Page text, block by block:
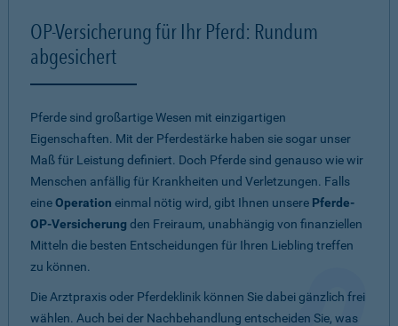
OP-Versicherung für Ihr Pferd: Rundum
abgesichert
Pferde sind großartige Wesen mit einzigartigen
Eigenschaften. Mit der Pferdestärke haben sie sogar unser
Maß für Leistung definiert. Doch Pferde sind genauso wie wir
Menschen anfällig für Krankheiten und Verletzungen. Falls
eineOperation einmal nötig wird, gibt Ihnen unsere Pferde-
OP-Versicherung den Freiraum, unabhängig von finanziellen
Mitteln die besten Entscheidungen für Ihren Liebling treffen
zu können.
Die Arztpraxis oder Pferdeklinik können Sie dabei gänzlich frei
wählen. Auch bei der Nachbehandlung entscheiden Sie, was